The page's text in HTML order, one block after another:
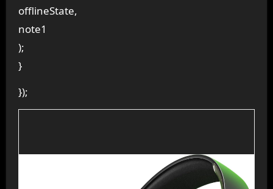
offlineState,
note1
);
}
});